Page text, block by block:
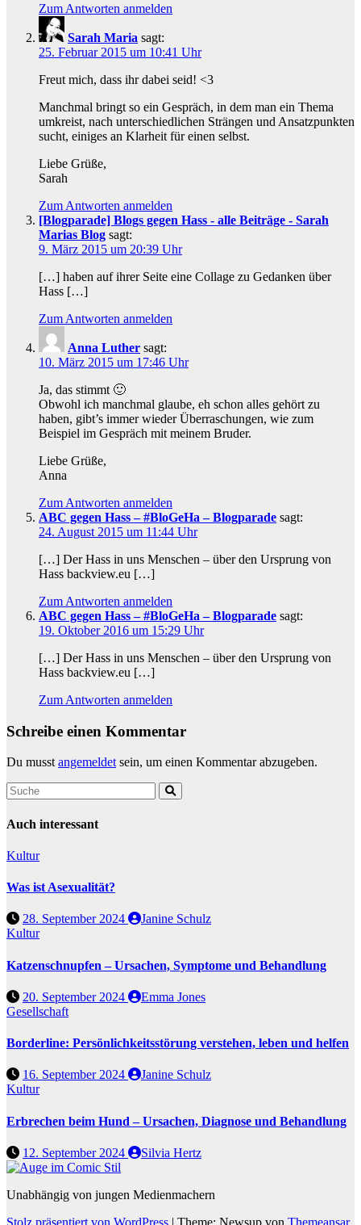
Zum Antworten anmelden
Sarah Maria sagt:
25. Februar 2015 um 10:41 Uhr
Freut mich, dass ihr dabei seid! <3
Manchmal bringt so ein Gespräch, in dem man ein Thema
umkreist, nach unterschiedlichen Strängen und Ansatzpunkten
sucht, einiges an Klarheit für einen selbst.
Liebe Grüße,
Sarah
Zum Antworten anmelden
[Blogparade] Blogs gegen Hass - alle Beiträge - Sarah
Marias Blog sagt:
9. März 2015 um 20:39 Uhr
[…] haben auf ihrer Seite eine Collage zu Gedanken über
Hass […]
Zum Antworten anmelden
Anna Luther sagt:
10. März 2015 um 17:46 Uhr
Ja, das stimmt 🙂
Obwohl ich manchmal glaube, eh schon alles gehört zu
haben, gibt’s immer wieder Überraschungen, wie zum
Beispiel im Gespräch mit meinem Bruder.
Liebe Grüße,
Anna
Zum Antworten anmelden
ABC gegen Hass – #BloGeHa – Blogparade sagt:
24. August 2015 um 11:44 Uhr
[…] Der Hass in uns Menschen – über den Ursprung von
Hass backview.eu […]
Zum Antworten anmelden
ABC gegen Hass – #BloGeHa – Blogparade sagt:
19. Oktober 2016 um 15:29 Uhr
[…] Der Hass in uns Menschen – über den Ursprung von
Hass backview.eu […]
Zum Antworten anmelden
Schreibe einen Kommentar
Du musst angemeldet sein, um einen Kommentar abzugeben.
Auch interessant
Kultur
Was ist Asexualität?
28. September 2024
Janine Schulz
Kultur
Katzenschnupfen – Ursachen, Symptome und Behandlung
20. September 2024
Emma Jones
Gesellschaft
Borderline: Persönlichkeitsstörung verstehen, leben und helfen
16. September 2024
Janine Schulz
Kultur
Erbrechen beim Hund – Ursachen, Diagnose und Behandlung
12. September 2024 Silvia Hertz
Unabhängig von jungen Medienmachern
Stolz präsentiert von WordPress | Theme: Newsup von Themeansar